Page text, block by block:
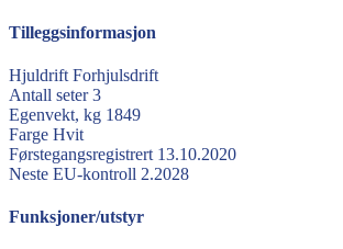
Tilleggsinformasjon
Hjuldrift Forhjulsdrift
Antall seter 3
Egenvekt, kg 1849
Farge Hvit
Førstegangsregistrert 13.10.2020
Neste EU-kontroll 2.2028
Funksjoner/utstyr